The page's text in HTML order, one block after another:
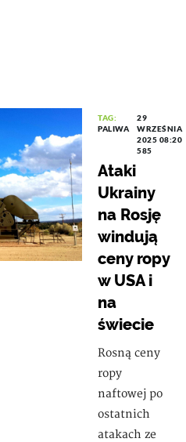
TAG:
PALIWA
29
WRZEŚNIA
2025 08:20
585
Ataki
Ukrainy
na Rosję
windują
ceny ropy
w USA i
na
świecie
Rosną ceny
ropy
naftowej po
ostatnich
atakach ze